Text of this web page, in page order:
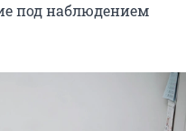
под наблюдением